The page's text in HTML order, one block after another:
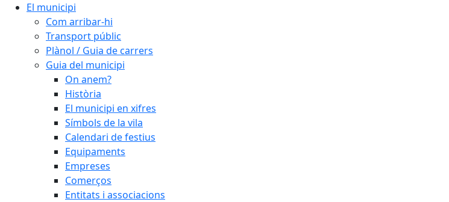
El municipi
Com arribar-hi
Transport públic
Plànol / Guia de carrers
Guia del municipi
On anem?
Història
El municipi en xifres
Símbols de la vila
Calendari de festius
Equipaments
Empreses
Comerços
Entitats i associacions